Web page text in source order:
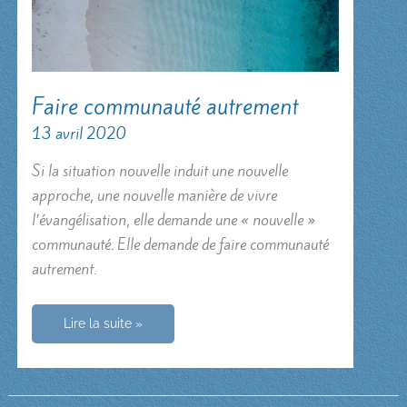
Faire communauté autrement
13 avril 2020
Si la situation nouvelle induit une nouvelle
approche, une nouvelle manière de vivre
l’évangélisation, elle demande une « nouvelle »
communauté. Elle demande de faire communauté
autrement.
Faire
autrement
Lire la suite »